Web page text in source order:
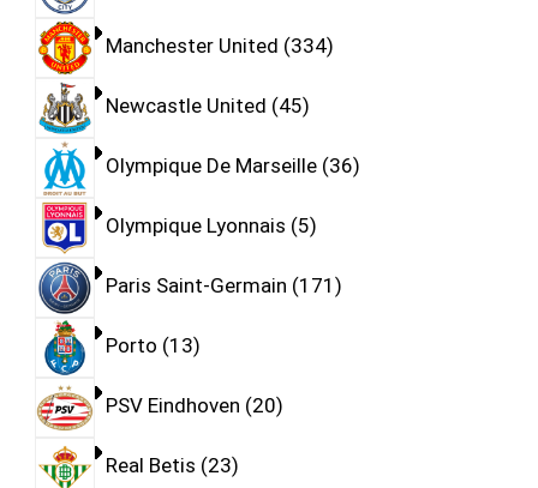
Manchester United 334
Newcastle United 45
Olympique De Marseille 36
Olympique Lyonnais 5
Paris Saint-Germain 171
Porto 13
PSV Eindhoven 20
Real Betis 23